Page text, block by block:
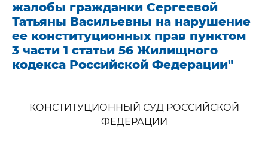
жалобы гражданки Сергеевой
Татьяны Васильевны на нарушение
ее конституционных прав пунктом
3 части 1 статьи 56 Жилищного
кодекса Российской Федерации"
КОНСТИТУЦИОННЫЙ СУД РОССИЙСКОЙ
ФЕДЕРАЦИИ